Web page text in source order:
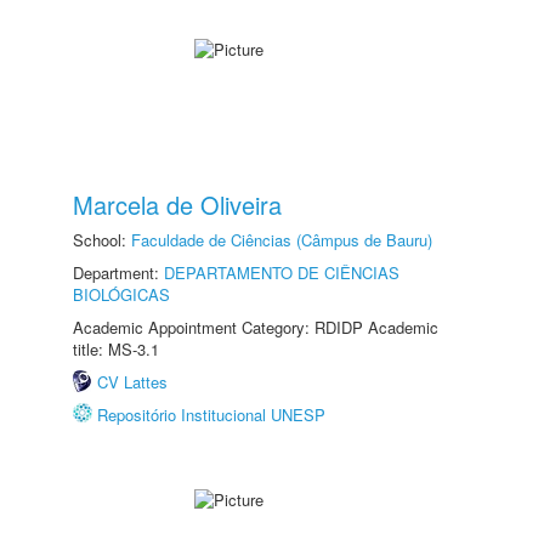
Marcela de Oliveira
School: Faculdade de Ciências (Câmpus de Bauru)
Department: DEPARTAMENTO DE CIÊNCIAS
BIOLÓGICAS
Academic Appointment Category: RDIDP Academic
title: MS-3.1
CV Lattes
Repositório Institucional UNESP